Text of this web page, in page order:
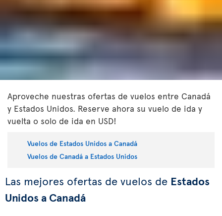
Aproveche nuestras ofertas de vuelos entre Canadá
y Estados Unidos. Reserve ahora su vuelo de ida y
vuelta o solo de ida en USD!
Vuelos de Estados Unidos a Canadá
Vuelos de Canadá a Estados Unidos
Las mejores ofertas de vuelos de Estados
Unidos a Canadá